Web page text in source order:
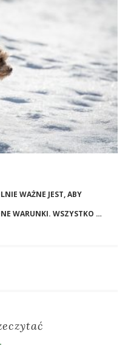
WAŻNE JEST, ABY
WARUNKI. WSZYSTKO …